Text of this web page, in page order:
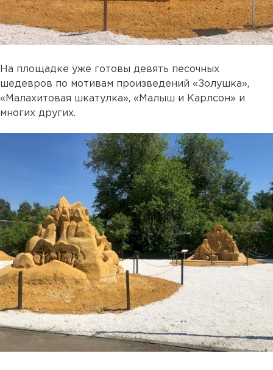
На площадке уже готовы девять песочных
шедевров по мотивам произведений «Золушка»,
«Малахитовая шкатулка», «Малыш и Карлсон» и
многих других.